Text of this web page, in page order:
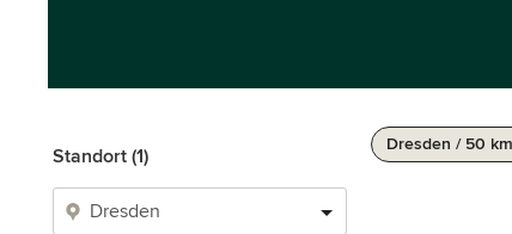
Standort (1)
Dresden / 50 km